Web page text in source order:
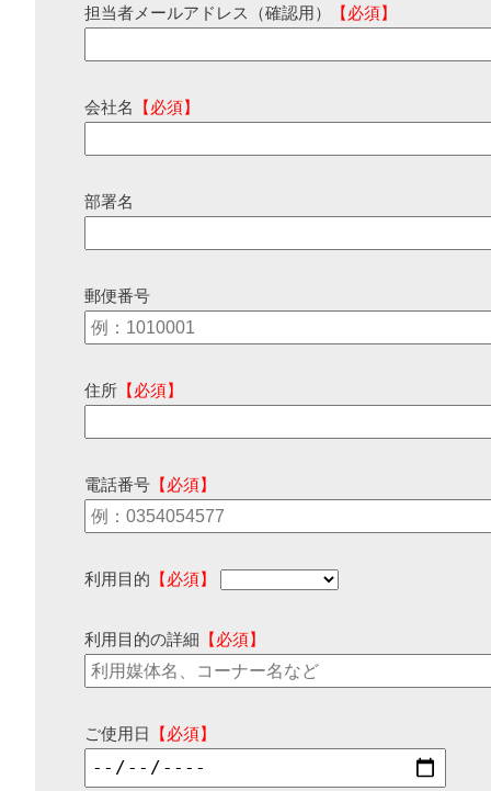
担当者メールアドレス（確認用） 【必須】
会社名 【必須】
部署名
郵便番号
住所 【必須】
電話番号 【必須】
利用目的 【必須】
利用目的の詳細 【必須】
ご使用日 【必須】